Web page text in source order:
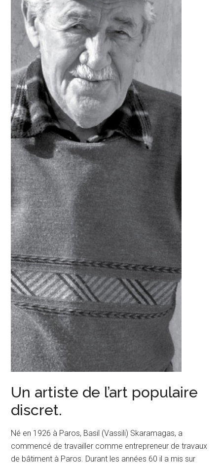
Un artiste de l’art populaire
discret.
Né en 1926 à Paros, Basil (Vassili) Skaramagas, a
commencé de travailler comme entrepreneur de travaux
de bâtiment à Paros. Durant les années 60 il a mis sur